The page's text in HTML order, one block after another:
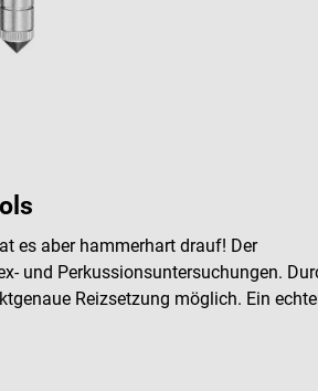
es aber hammerhart drauf! Der
und Perkussionsuntersuchungen.
Reizsetzung möglich. Ein